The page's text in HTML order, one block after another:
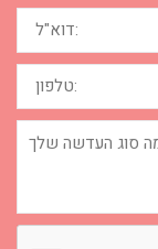
דוא"ל:
טלפון:
מה
סוג
העדשה